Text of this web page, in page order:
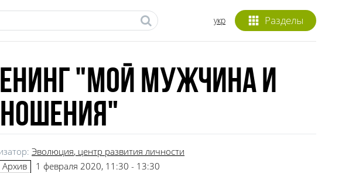
Разделы
укр
"Мой мужчина и
Эволюция, центр развития личности
Архив
1 февраля 2020, 11:30 - 13:30